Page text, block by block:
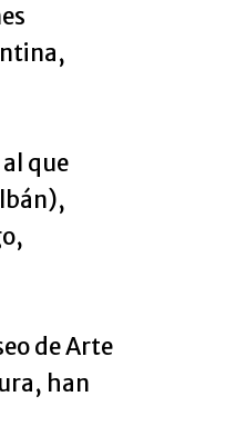
que
de Arte
han